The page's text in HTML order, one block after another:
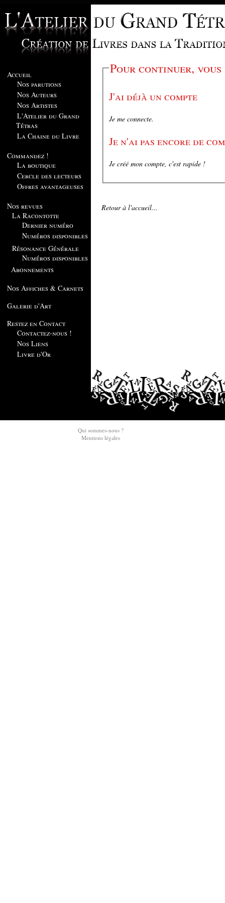
Accueil
Nos parutions
Nos Auteurs
Nos Artistes
L'Atelier du Grand
Tétras
La Chaine du Livre
Commandez !
La boutique
Cercle des lecteurs
Offres avantageuses
Nos revues
La Racontotte
Dernier numéro
Numéros disponibles
Résonance Générale
Numéros disponibles
Abonnements
Nos Affiches & Carnets
Galerie d'Art
Restez en Contact
Contactez-nous !
Nos Liens
Livre d'Or
Pour continuer, vous
J'ai déjà un compte
Je me connecte.
Je n'ai pas encore de
Je créé mon compte, c'est rapide !
Retour à l'accueil...
Qui sommes-nous ?
Mentions légales